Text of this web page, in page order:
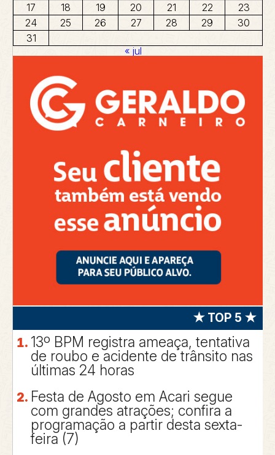
17
18 19 20 21 22
23
24
25 26 27 28 29
30
31
« jul
★ TOP 5 ★
13º BPM registra ameaça, tentativa
de roubo e acidente de trânsito nas
últimas 24 horas
Festa de Agosto em Acari segue
com grandes atrações; confira a
programação a partir desta sexta-
feira (7)